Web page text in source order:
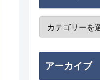
アーカイブ